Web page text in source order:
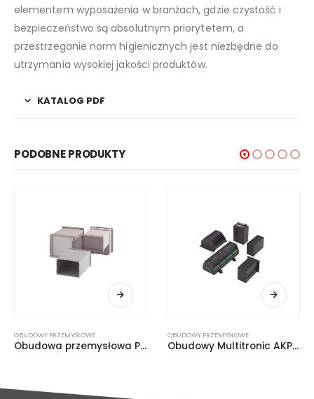
elementem wyposażenia w branżach, gdzie czystość i
bezpieczeństwo są absolutnym priorytetem, a
przestrzeganie norm higienicznych jest niezbędne do
utrzymania wysokiej jakości produktów.
KATALOG PDF
PODOBNE PRODUKTY
OBUDOWY PRZEMYSŁOWE
Obudowa przemysłowa Profitronic I/F
OBUDOWY PRZEMYSŁOWE
Obudowy Multitronic AKPiA